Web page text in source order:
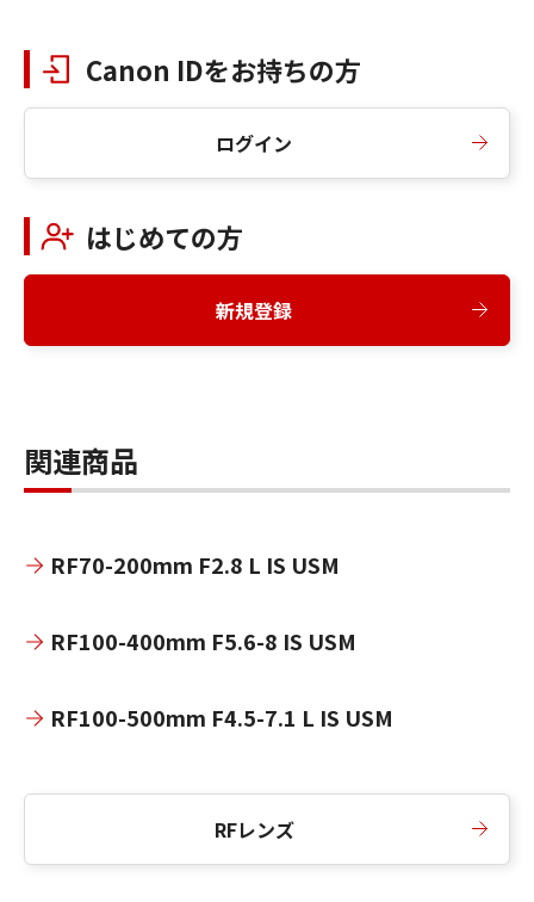
Canon IDをお持ちの方
ログイン
はじめての方
新規登録
関連商品
RF70-200mm F2.8 L IS USM
RF100-400mm F5.6-8 IS USM
RF100-500mm F4.5-7.1 L IS USM
RFレンズ